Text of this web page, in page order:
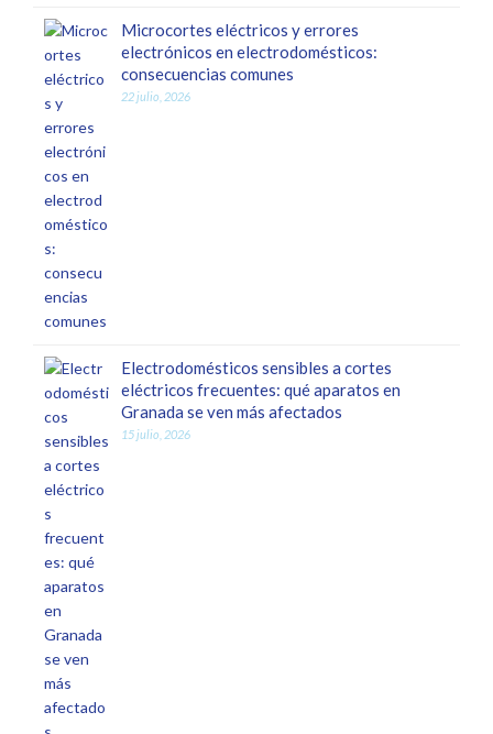
Microcortes eléctricos y errores
electrónicos en electrodomésticos:
consecuencias comunes
22 julio, 2026
Electrodomésticos sensibles a cortes
eléctricos frecuentes: qué aparatos en
Granada se ven más afectados
15 julio, 2026